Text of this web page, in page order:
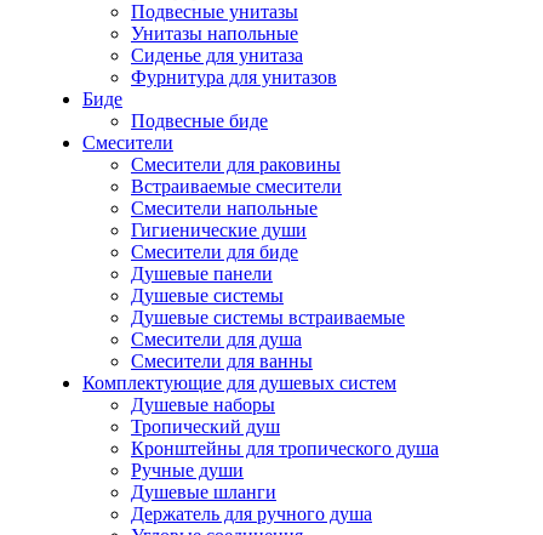
Подвесные унитазы
Унитазы напольные
Сиденье для унитаза
Фурнитура для унитазов
Биде
Подвесные биде
Cмесители
Смесители для раковины
Встраиваемые смесители
Смесители напольные
Гигиенические души
Смесители для биде
Душевые панели
Душевые системы
Душевые системы встраиваемые
Смесители для душа
Смесители для ванны
Комплектующие для душевых систем
Душевые наборы
Тропический душ
Кронштейны для тропического душа
Ручные души
Душевые шланги
Держатель для ручного душа